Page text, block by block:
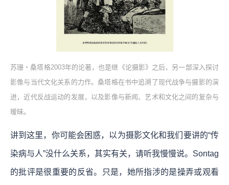
苏珊‧桑塔格2003年的论著，也是继《论摄影》之后，另一部深入探讨
影像与当代文化关系的力作。桑塔格在书中追溯了现代战争与摄影的演
进，近代反战运动的发展，以及影像与新闻、艺术和文化之间的复杂与
暧昧。
讲到这里，你可能会困惑，以为摄影文化和我们要讲的“传
染病与人”没什么关系，其实有关，请听我慢慢说。Sontag
的批评是很重要的反省。只是，她所指涉的是操弄或观看